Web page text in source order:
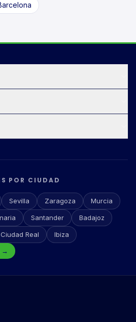
POR CIUDAD
Sevilla Zaragoza Murcia
Santander Badajoz
Ciudad Real
Ibiza
→